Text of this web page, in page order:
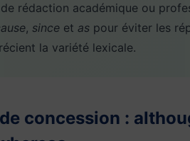
rédaction académique ou
, since et as pour éviter les
la variété lexicale.
concession :